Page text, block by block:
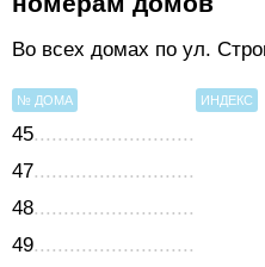
Во всех домах по ул.
№ ДОМА ИНДЕКС
45
47
48
49